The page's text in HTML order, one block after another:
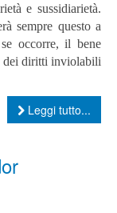
e sussidiarietà.
sempre questo a
occorre, il bene
dei diritti inviolabili
Leggi tutto...